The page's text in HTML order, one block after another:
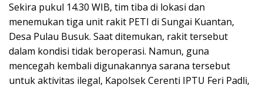
Sekira pukul 14.30 WIB, tim tiba di lokasi dan
menemukan tiga unit rakit PETI di Sungai Kuantan,
Desa Pulau Busuk. Saat ditemukan, rakit tersebut
dalam kondisi tidak beroperasi. Namun, guna
mencegah kembali digunakannya sarana tersebut
untuk aktivitas ilegal, Kapolsek Cerenti IPTU Feri Padli,